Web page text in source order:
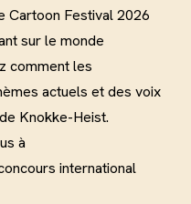
Cartoon Festival 2026
sur le monde
comment les
actuels et des voix
Knokke-Heist.
à
international